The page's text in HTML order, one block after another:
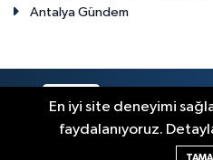
Antalya Gündem
RSS Copyright
Haber
En iyi site deneyimi
faydalanıyoruz.